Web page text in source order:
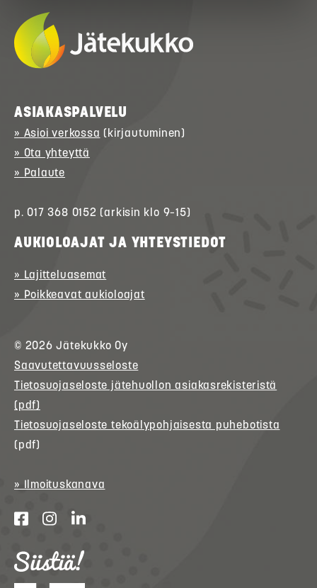
ASIAKASPALVELU
» Asioi verkossa (kirjautuminen)
» Ota yhteyttä
» Palaute
p. 017 368 0152 (arkisin klo 9–15)
AUKIOLOAJAT JA YHTEYSTIEDOT
» Lajitteluasemat
» Poikkeavat aukioloajat
© 2026Jätekukko Oy
Saavutettavuusseloste
Tietosuojaseloste jätehuollon asiakasrekisteristä
(pdf)
Tietosuojaseloste tekoälypohjaisesta puhebotista
(pdf)
» Ilmoituskanava